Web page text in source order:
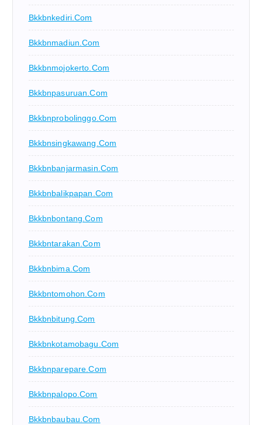
Bkkbnkediri.com
Bkkbnmadiun.com
Bkkbnmojokerto.com
Bkkbnpasuruan.com
Bkkbnprobolinggo.com
Bkkbnsingkawang.com
Bkkbnbanjarmasin.com
Bkkbnbalikpapan.com
Bkkbnbontang.com
Bkkbntarakan.com
Bkkbnbima.com
Bkkbntomohon.com
Bkkbnbitung.com
Bkkbnkotamobagu.com
Bkkbnparepare.com
Bkkbnpalopo.com
Bkkbnbaubau.com